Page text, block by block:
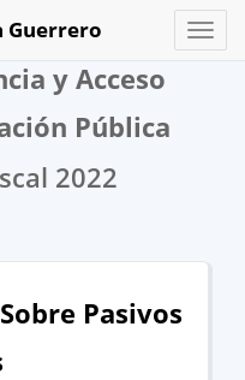
Toggle
Guerrero
y Acceso
Pública
2022
Pasivos